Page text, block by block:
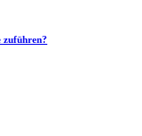
zuführen?